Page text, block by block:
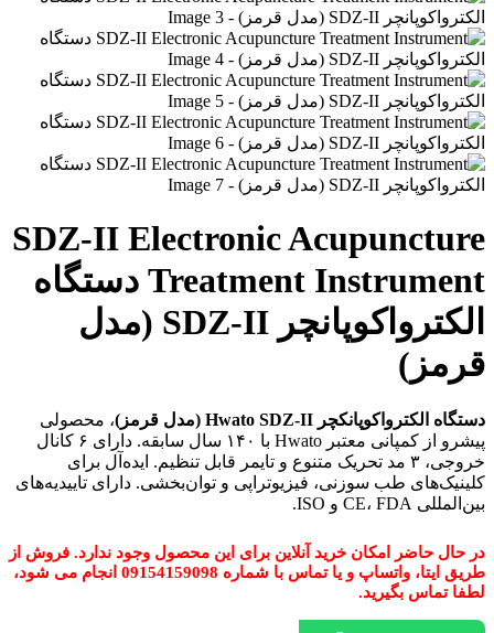
SDZ-II Electronic Acupuncture
Treatment Instrument دستگاه
الکترواکوپانچر SDZ-II (مدل
قرمز)
دستگاه الکترواکوپانکچر Hwato SDZ-II (مدل قرمز)
، محصولی
پیشرو از کمپانی معتبر Hwato با ۱۴۰ سال سابقه. دارای ۶ کانال
خروجی، ۳ مد تحریک متنوع و تایمر قابل تنظیم. ایده‌آل برای
کلینیک‌های طب سوزنی، فیزیوتراپی و توان‌بخشی. دارای تاییدیه‌های
بین‌المللی CE، FDA و ISO.
در حال حاضر امکان خرید آنلاین برای این محصول وجود ندارد. فروش از
طریق ایتا، واتساپ و یا تماس با شماره 09154159098 انجام می شود،
لطفا تماس بگیرید.